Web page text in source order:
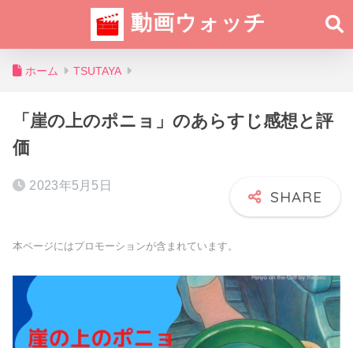
動画ウォッチ
ホーム TSUTAYA
「崖の上のポニョ」のあらすじ感想と評
価
2023年5月5日
本ページにはプロモーションが含まれています。